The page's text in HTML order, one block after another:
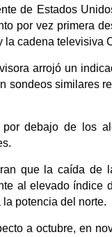
de Estados
por vez primera
la cadena televisiva
arrojó un
sondeos similares
debajo de los
que la caída de
al elevado índice
potencia del norte.
a octubre, en